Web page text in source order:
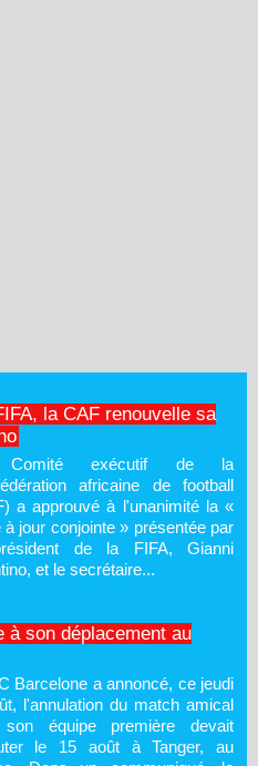
la CAF renouvelle sa
exécutif de la
africaine de football
a approuvé à l'unanimité la «
à jour conjointe » présentée par
de la FIFA, Gianni
et le secrétaire...
son déplacement au
Barcelone a annoncé, ce jeudi
l'annulation du match amical
équipe première devait
le 15 août à Tanger, au